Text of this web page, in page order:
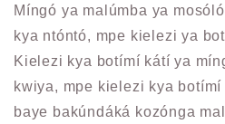
Míngó ya malúmba ya
kya ntóntó, mpe kielezi ya
Kielezi kya botímí kátí ya
kwiya, mpe kielezi kya
baye bakúndáká kozónga